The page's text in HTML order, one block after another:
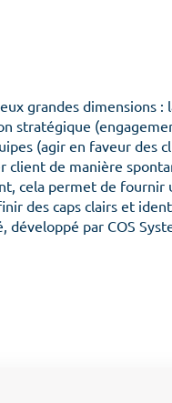
grandes dimensions
stratégique
(agir en faveur des
client de manière
cela permet de
des caps clairs et
développé par COS